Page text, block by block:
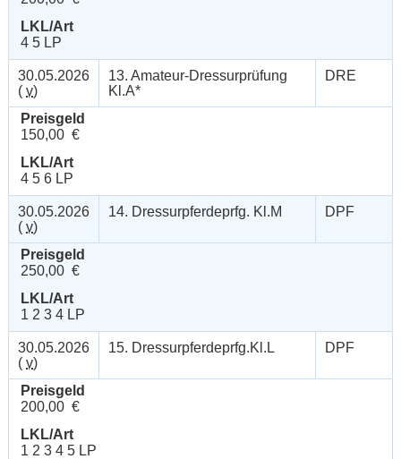
LKL/Art
4 5 LP
30.05.2026
( v)
13. Amateur-Dressurprüfung
Kl.A*
DRE
Preisgeld
150,00 €
LKL/Art
4 5 6 LP
30.05.2026
( v)
14. Dressurpferdeprfg. Kl.M DPF
Preisgeld
250,00 €
LKL/Art
1 2 3 4 LP
30.05.2026
( v)
15. Dressurpferdeprfg.Kl.L DPF
Preisgeld
200,00 €
LKL/Art
1 2 3 4 5 LP